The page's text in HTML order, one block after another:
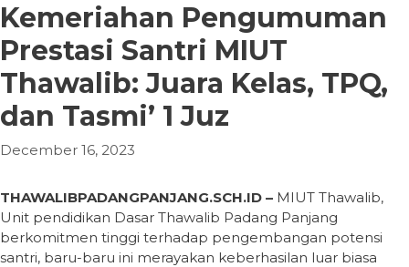
Kemeriahan Pengumuman
Prestasi Santri MIUT
Thawalib: Juara Kelas, TPQ,
dan Tasmi’ 1 Juz
December 16, 2023
THAWALIBPADANGPANJANG.SCH.ID – MIUT Thawalib,
Unit pendidikan Dasar Thawalib Padang Panjang
berkomitmen tinggi terhadap pengembangan potensi
santri, baru-baru ini merayakan keberhasilan luar biasa